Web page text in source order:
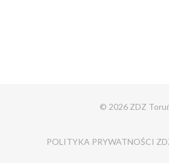
© 2026 ZDZ
POLITYKA PRYWATNOŚCI